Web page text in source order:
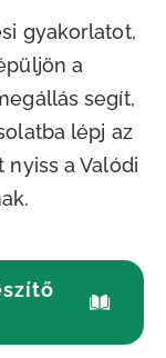
gyakorlatot,
a
segít,
lépj az
a Valódi